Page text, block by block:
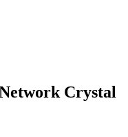
Crystal